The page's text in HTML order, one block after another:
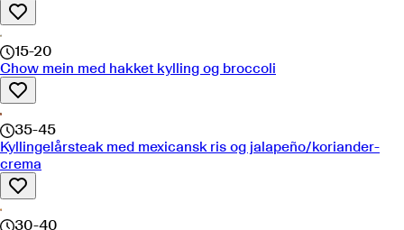
15-20
Chow mein med hakket kylling og broccoli
35-45
Kyllingelårsteak med mexicansk ris og jalapeño/koriander-
crema
30-40